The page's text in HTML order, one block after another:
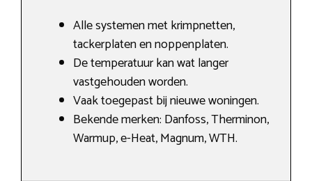
Alle systemen met krimpnetten,
tackerplaten en noppenplaten.
De temperatuur kan wat langer
vastgehouden worden.
Vaak toegepast bij nieuwe woningen.
Bekende merken: Danfoss, Therminon,
Warmup, e-Heat, Magnum, WTH.